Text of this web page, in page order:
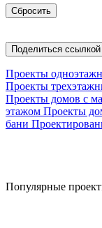
Поделиться ссылкой
Проекты
Проекты
Проекты домов с
этажом Проекты
бани
Популярные